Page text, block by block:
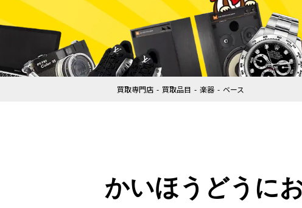
買取専門店 買取品目 楽器 ベース
かいほうどうに